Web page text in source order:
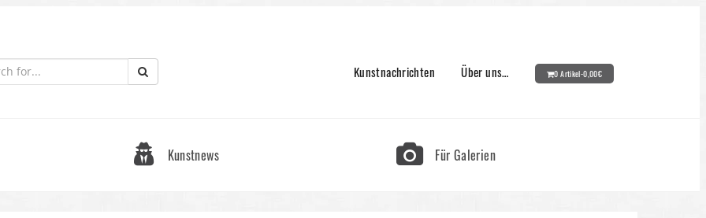
Kunstnachrichten Über uns… 0 Artikel-0,00€
Kunstnews Für Galerien